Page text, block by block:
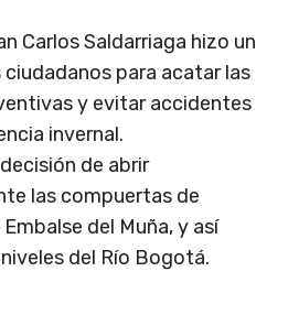
Carlos Saldarriaga hizo un
ciudadanos para acatar las
y evitar accidentes
invernal.
de abrir
las compuertas de
del Muña, y así
del Río Bogotá.